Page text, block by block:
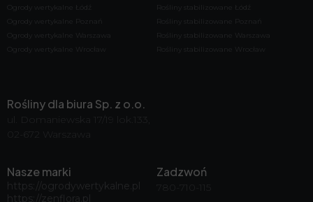
Ogrody wertykalne Łódź
Ogrody wertykalne Poznań
Ogrody wertykalne Warszawa
Ogrody wertykalne Wrocław
Rośliny stabilizowane Łódź
Rośliny stabilizowane Poznań
Rośliny stabilizowane Warszawa
Rośliny stabilizowane Wrocław
Rośliny dla biura Sp. z o.o.
ul. Domaniewska 17/19 lok.133,
Nasze marki
https://ogrodywertykalne.pl
https://zenflora.pl
Zadzwoń
780-710-115